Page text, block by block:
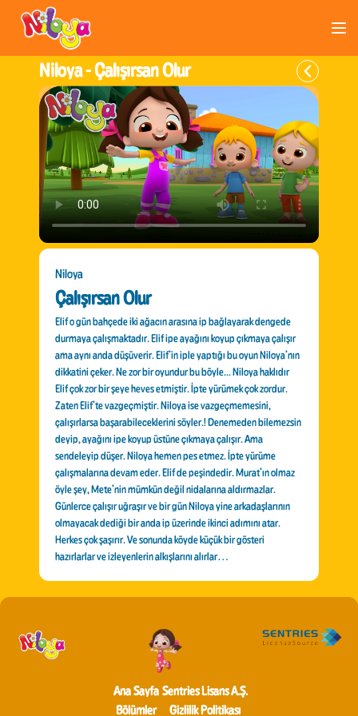
Niloya -Çalışırsan Olur
Niloya
Çalışırsan Olur
Elif o gün bahçede iki ağacın arasına ip bağlayarak dengede
durmaya çalışmaktadır. Elif ipe ayağını koyup çıkmaya çalışır
ama aynı anda düşüverir. Elif’in iple yaptığı bu oyun Niloya’nın
dikkatini çeker. Ne zor bir oyundur bu böyle... Niloya haklıdır
Elif çok zor bir şeye heves etmiştir. İpte yürümek çok zordur.
Zaten Elif’te vazgeçmiştir. Niloya ise vazgeçmemesini,
çalışırlarsa başarabileceklerini söyler.! Denemeden bilemezsin
deyip, ayağını ipe koyup üstüne çıkmaya çalışır. Ama
sendeleyip düşer. Niloya hemen pes etmez. İpte yürüme
çalışmalarına devam eder. Elif de peşindedir. Murat’ın olmaz
öyle şey, Mete’nin mümkün değil nidalarına aldırmazlar.
Günlerce çalışır uğraşır ve bir gün Niloya yine arkadaşlarının
olmayacak dediği bir anda ip üzerinde ikinci adımını atar.
Herkes çok şaşırır. Ve sonunda köyde küçük bir gösteri
hazırlarlar ve izleyenlerin alkışlarını alırlar…
Ana Sayfa
Bölümler
Sentries Lisans A.Ş.
Gizlilik Politikası